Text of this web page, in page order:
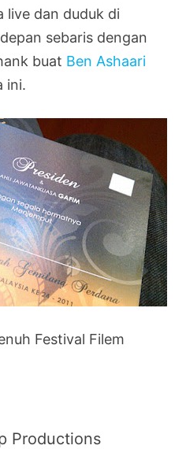
live dan duduk di
sebaris dengan
buat Ben Ashaari
ini.
Festival Filem
Productions